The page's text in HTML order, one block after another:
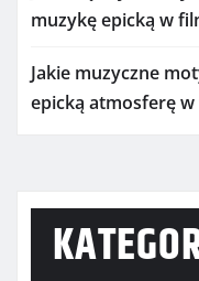
muzykę epicką w
Jakie muzyczne
epicką atmosferę w